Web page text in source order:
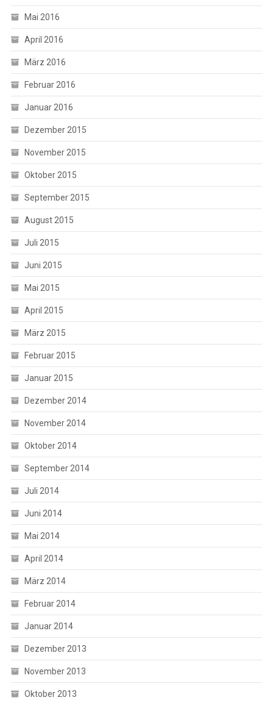
Mai 2016
April 2016
März 2016
Februar 2016
Januar 2016
Dezember 2015
November 2015
Oktober 2015
September 2015
August 2015
Juli 2015
Juni 2015
Mai 2015
April 2015
März 2015
Februar 2015
Januar 2015
Dezember 2014
November 2014
Oktober 2014
September 2014
Juli 2014
Juni 2014
Mai 2014
April 2014
März 2014
Februar 2014
Januar 2014
Dezember 2013
November 2013
Oktober 2013